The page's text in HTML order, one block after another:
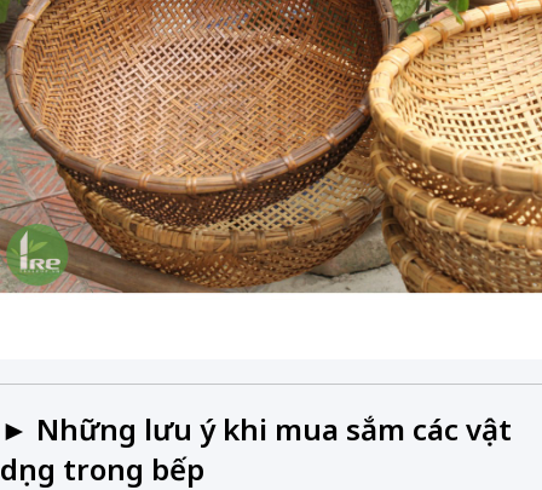
► Những lưu ý khi mua sắm các vật
dụng trong bếp